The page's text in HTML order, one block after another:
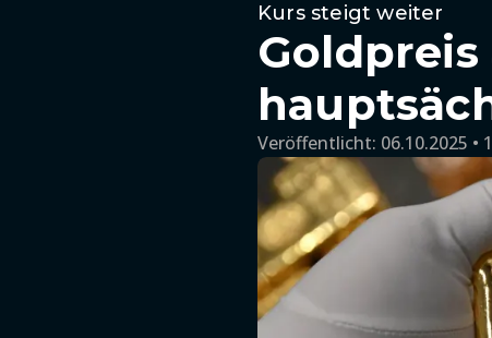
Kurs steigt weiter
Veröffentlicht: 06.10.2025 •